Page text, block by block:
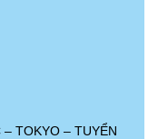
TOKYO – TUYỂN